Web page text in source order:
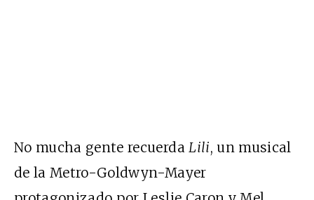
No mucha gente recuerda Lili, un musical
de la Metro-Goldwyn-Mayer